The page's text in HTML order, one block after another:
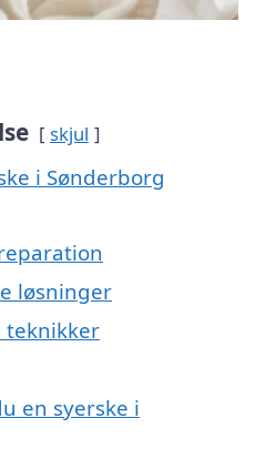
skjul
i Sønderborg
løsninger
teknikker
en syerske i